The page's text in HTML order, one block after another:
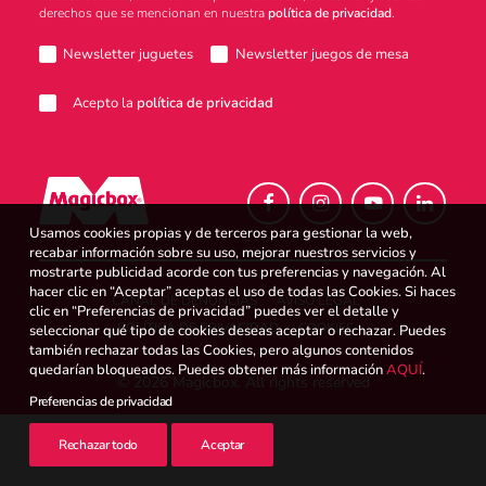
Atención al consumidor
Intranet
España
Search
derechos que se mencionan en nuestrapolítica de privacidad.
Newsletter juguetes Newsletter juegos de mesa
Acepto la política de privacidad
© 2026 Magicbox.
CANAL DE DENUNCIAS
AVISO LEGAL
POLÍTICA DE PRIVACIDAD
COOKIES
Usamos cookies propias y de terceros para gestionar la web,
recabar información sobre su uso, mejorar nuestros servicios y
mostrarte publicidad acorde con tus preferencias y navegación. Al
hacer clic en “Aceptar” aceptas el uso de todas las Cookies. Si haces
clic en “Preferencias de privacidad” puedes ver el detalle y
seleccionar qué tipo de cookies deseas aceptar o rechazar. Puedes
también rechazar todas las Cookies, pero algunos contenidos
quedarían bloqueados. Puedes obtener más informaciónAQUÍ.
Preferencias de privacidad
Rechazar todo Aceptar